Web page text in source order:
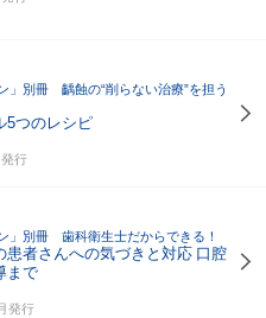
」別冊 齲蝕の“削らない治療”を担う
5つのレシピ
行
」別冊 歯科衛生士だからできる！
患者さんへの気づきと対応 口腔
まで
発行